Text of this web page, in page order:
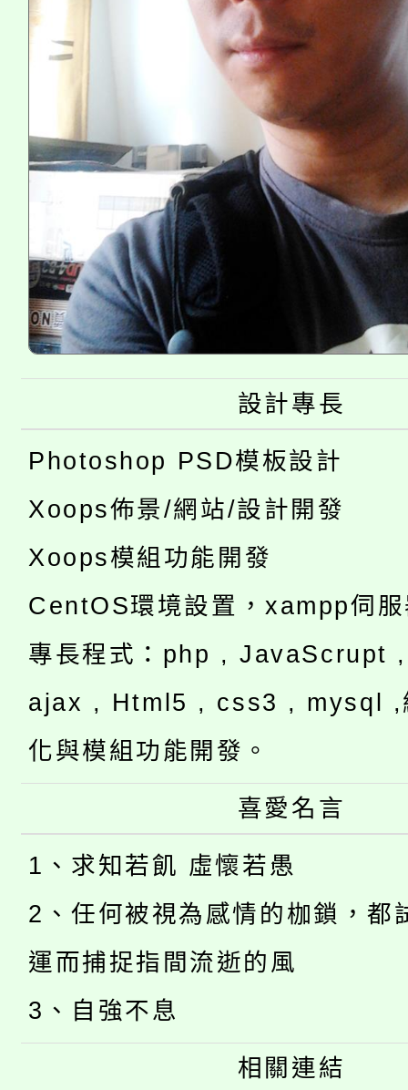
設計專長
Photoshop PSD模板設計
Xoops佈景/網站/設計開發
Xoops模組功能開發
CentOS環境設置，xampp伺
專長程式：php , JavaScrupt
ajax , Html5 , css3 , mysql ,
化與模組功能開發。
喜愛名言
1、求知若飢 虛懷若愚
2、任何被視為感情的枷鎖，都
運而捕捉指間流逝的風
3、自強不息
相關連結